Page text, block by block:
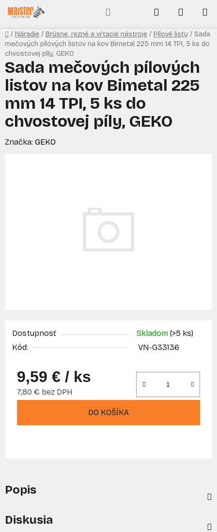
Prejsť
na
obsah
Hľadať
KOŠÍK
Domov
/ Náradie / Brúsne, rezné a vŕtacie nástroje / Pílové listy / Sada
mečových pílových listov na kov Bimetal 225 mm 14 TPI, 5 ks do
chvostovej píly, GEKO
Dostupnosť Skladom (>5 ks)
Kód:
VN-G33136
9,59 € / ks
7,80 € bez DPH
DO KOŠÍKA
Sada mečových pílových
listov na kov Bimetal 225
mm 14 TPI, 5 ks do
chvostovej píly, GEKO
Značka: GEKO
Popis
Diskusia